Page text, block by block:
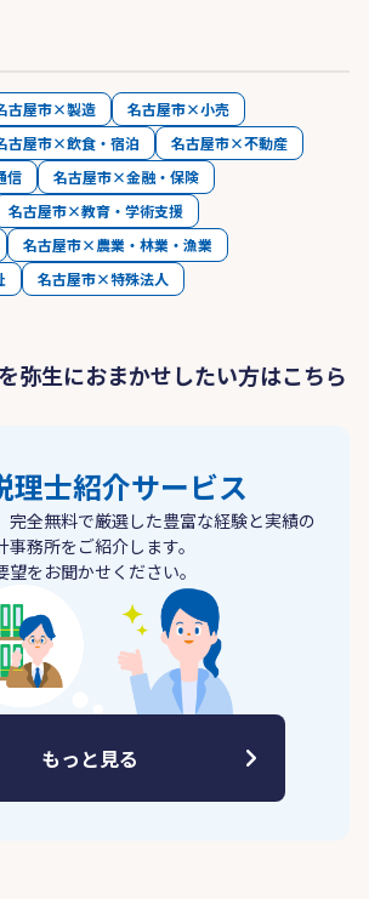
古屋市×製造
名古屋市×小売
古屋市×飲食・宿泊
名古屋市×不動産
信
名古屋市×金融・保険
名古屋市×教育・学術支援
名古屋市×農業・林業・漁業
名古屋市×特殊法人
弥生におまかせしたい方はこちら
理士紹介サービス
完全無料で厳選した豊富な経験と実績の
務所をご紹介します。
をお聞かせください。
もっと見る